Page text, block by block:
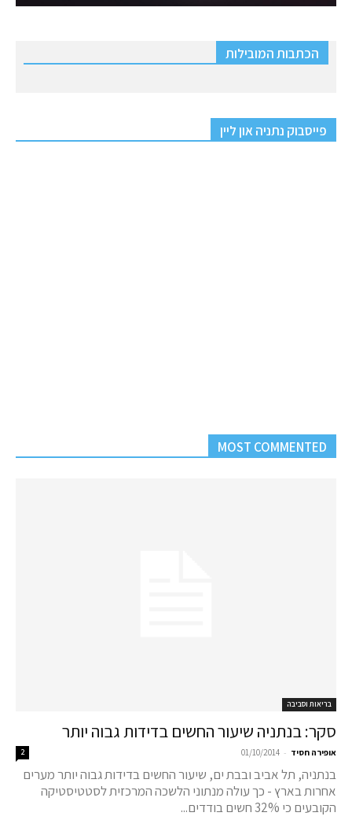
הכתבות המובילות
פייסבוק נתניה און ליין
MOST COMMENTED
בריאות וסביבה
סקר: בנתניה שיעור החשים בדידות גבוה יותר
אופירה חסיד -
01/10/2014
2
בנתניה, תל אביב ובבת ים, שיעור החשים בדידות גבוה יותר מערים
אחרות בארץ - כך עולה מנתוני הלשכה המרכזית לסטטיסטיקה
הקובעים כי 32% חשים בודדים...